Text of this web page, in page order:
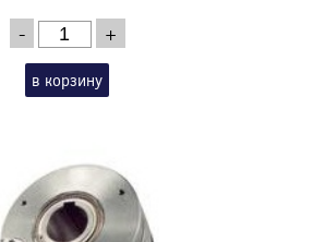
- +
в корзину